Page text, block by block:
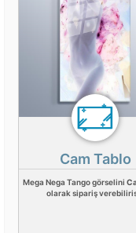
Cam Tablo
Mega Nega Tango görselini
olarak sipariş